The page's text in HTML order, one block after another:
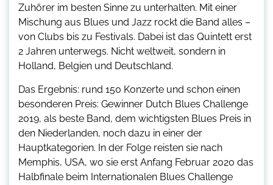
Zuhörer im besten Sinne zu unterhalten. Mit einer
Mischung aus Blues und Jazz rockt die Band alles –
von Clubs bis zu Festivals. Dabei ist das Quintett erst
2 Jahren unterwegs. Nicht weltweit, sondern in
Holland, Belgien und Deutschland.
Das Ergebnis: rund 150 Konzerte und schon einen
besonderen Preis: Gewinner Dutch Blues Challenge
2019, als beste Band, dem wichtigsten Blues Preis in
den Niederlanden, noch dazu in einer der
Hauptkategorien. In der Folge reisten sie nach
Memphis, USA, wo sie erst Anfang Februar 2020 das
Halbfinale beim Internationalen Blues Challenge